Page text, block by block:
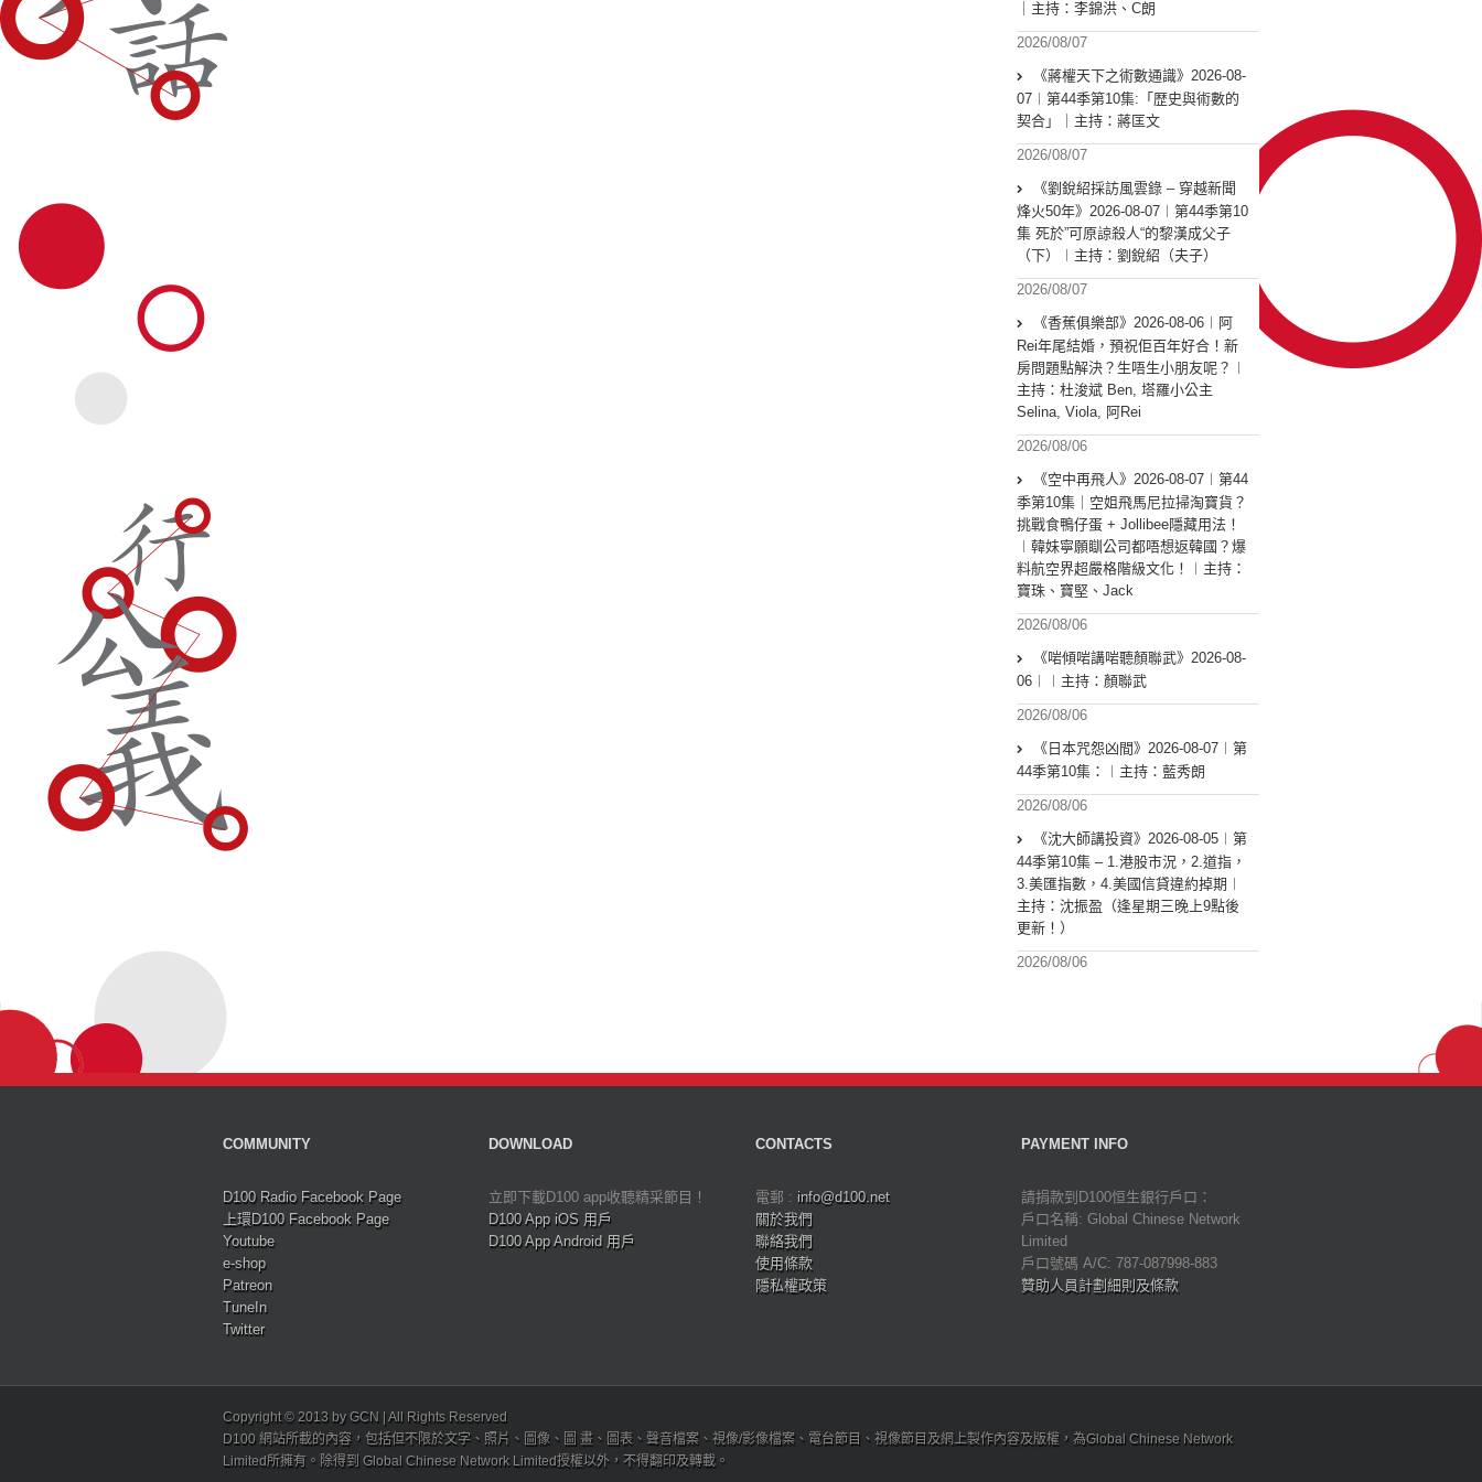
｜主持：李錦洪、C朗
2026/08/07
《蔣權天下之術數通識》2026-08-
07︱第44季第10集:「歴史與術數的
契合」｜主持：蔣匡文
2026/08/07
《劉銳紹採訪風雲錄 – 穿越新聞
烽火50年》2026-08-07︱第44季第10
集 死於”可原諒殺人“的黎漢成父子
（下）︱主持：劉銳紹（夫子）
2026/08/07
《香蕉俱樂部》2026-08-06︱阿
Rei年尾結婚，預祝佢百年好合！新
房問題點解決？生唔生小朋友呢？︱
主持：杜浚斌 Ben, 塔羅小公主
Selina, Viola, 阿Rei
2026/08/06
《空中再飛人》2026-08-07︱第44
季第10集｜空姐飛馬尼拉掃淘寶貨？
挑戰食鴨仔蛋 + Jollibee隱藏用法！
︱韓妹寧願瞓公司都唔想返韓國？爆
料航空界超嚴格階級文化！︱主持：
寶珠、寶堅、Jack
2026/08/06
《啱傾啱講啱聽顏聯武》2026-08-
06︱︱主持：顏聯武
2026/08/06
《日本咒怨凶間》2026-08-07︱第
44季第10集：︱主持：藍秀朗
2026/08/06
《沈大師講投資》2026-08-05︱第
44季第10集 – 1.港股市況，2.道指，
3.美匯指數，4.美國信貸違約掉期︱
主持：沈振盈（逢星期三晚上9點後
更新！）
2026/08/06
COMMUNITY
D100 Radio Facebook Page
上環D100 Facebook Page
Youtube
e-shop
Patreon
TuneIn
Twitter
DOWNLOAD
立即下載D100 app收聽精采節目！
D100 App iOS 用戶
D100 App Android 用戶
CONTACTS
電郵 : info@d100.net
關於我們
聯絡我們
使用條款
隱私權政策
PAYMENT INFO
請捐款到D100恒生銀行戶口：
戶口名稱: Global Chinese Network
Limited
戶口號碼 A/C: 787-087998-883
贊助人員計劃細則及條款
Copyright © 2013 by GCN | All Rights Reserved
D100 網站所載的內容，包括但不限於文字、照片、圖像、圖 畫、圖表、聲音檔案、視像/影像檔案、電台節目、視像節目及網上製作內容及版權，為Global Chinese Network
Limited所擁有。除得到 Global Chinese Network Limited授權以外，不得翻印及轉載。